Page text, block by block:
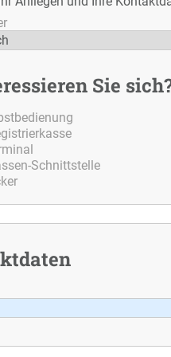
Sie
Schnitt­stel­le